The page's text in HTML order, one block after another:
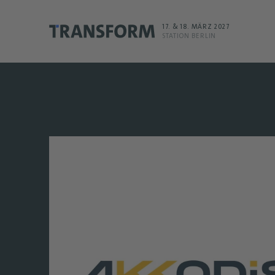
17. & 18. MÄRZ 2027
STATION BERLIN